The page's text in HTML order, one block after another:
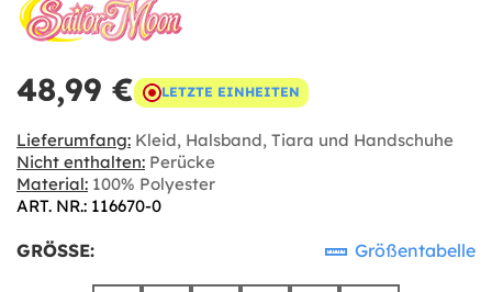
48,99 € LETZTE EINHEITEN
Lieferumfang: Kleid, Halsband, Tiara und Handschuhe
Nicht enthalten: Perücke
Material: 100% Polyester
ART. NR.: 116670-0
GRÖSSE: Größentabelle